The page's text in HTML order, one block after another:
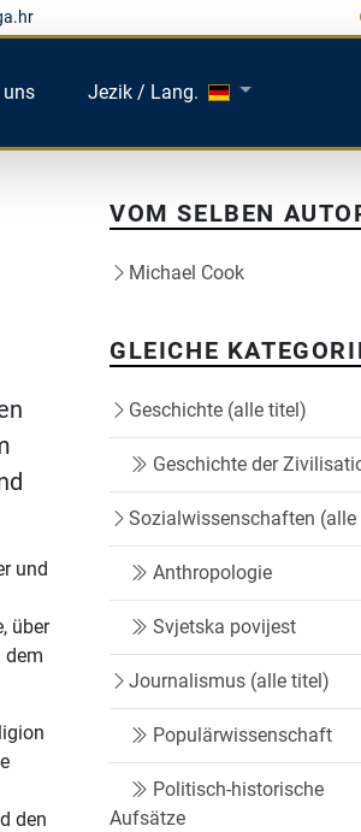
uns Jezik / Lang.
und
über
dem
den
VOM SELBEN
Michael Cook
GLEICHE
Geschichte (alle titel)
Geschichte der
Sozialwissenschaften (alle
Anthropologie
Svjetska povijest
Journalismus (alle titel)
Populärwissenschaft
Politisch-historische
Aufsätze